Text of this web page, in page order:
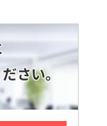
さい。